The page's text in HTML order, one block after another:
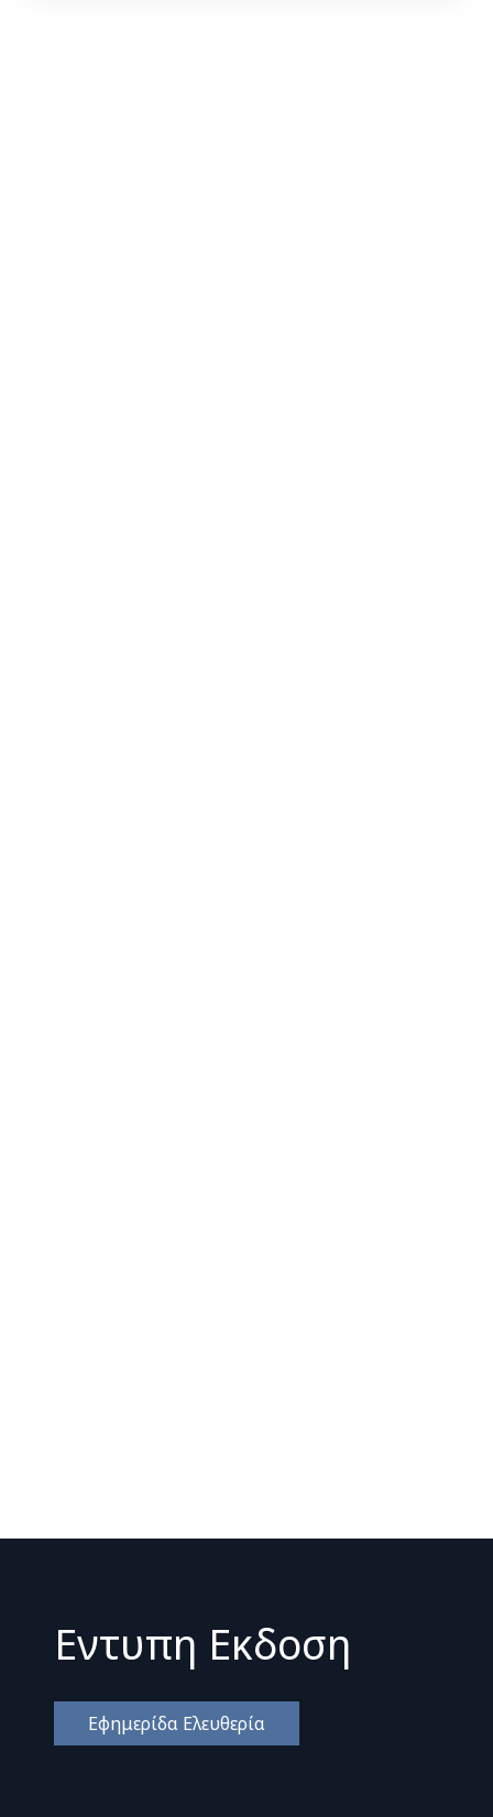
Εντυπη Εκδοση
Εφημερίδα Ελευθερία